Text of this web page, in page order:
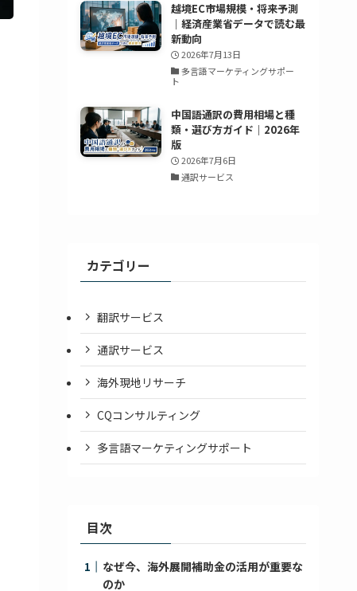
越境EC市場規模・将来予測
｜経済産業省データで読む最
新動向
2026年7月13日
多言語マーケティングサポー
ト
中国語通訳の費用相場と種
類・選び方ガイド｜2026年
版
2026年7月6日
通訳サービス
カテゴリー
翻訳サービス
通訳サービス
海外現地リサーチ
CQコンサルティング
多言語マーケティングサポート
目次
なぜ今、海外展開補助金の活用が重要な
のか